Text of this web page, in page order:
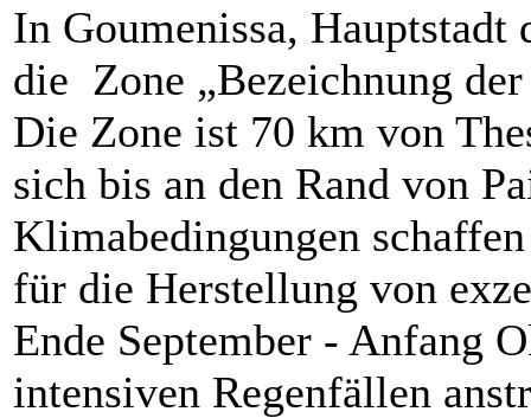
In Goumenissa,
die Zone „Bezeichnung
Die Zone ist 70 km von
sich bis an den Rand von
Klimabedingungen
für die Herstellung von
Ende September - Anfang
intensiven Regenfällen